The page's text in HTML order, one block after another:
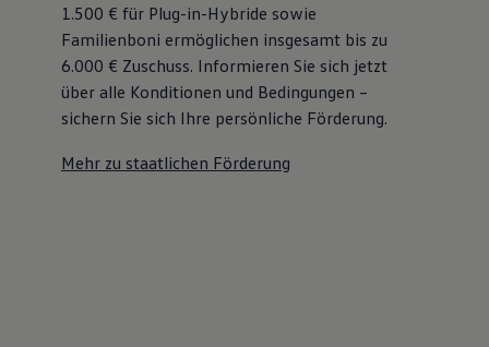
1.500 € für Plug-in-Hybride sowie
Familienboni ermöglichen insgesamt bis zu
6.000 € Zuschuss⁠. Informieren Sie sich jetzt
über alle Konditionen und Bedingungen –
sichern Sie sich Ihre persönliche Förderung.
Mehr zu staatlichen Förderung